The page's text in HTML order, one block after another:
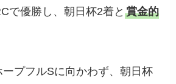
で優勝し、朝日杯2着と賞金的
プフルSに向かわず、朝日杯